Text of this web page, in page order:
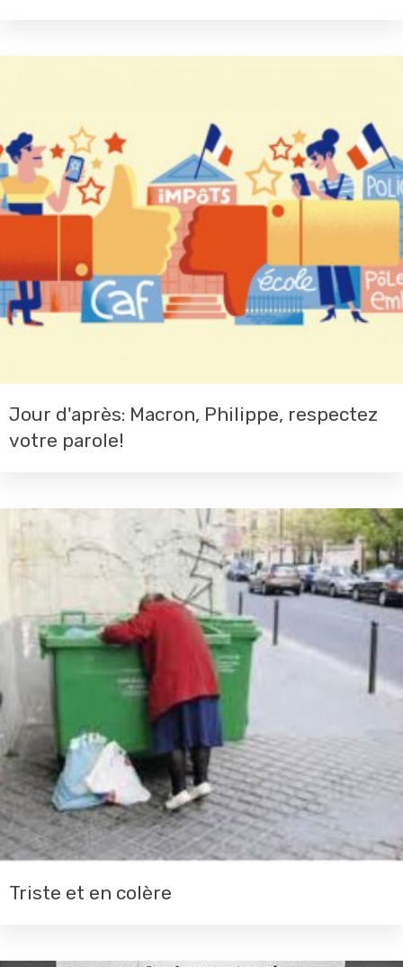
Jour d'après: Macron, Philippe, respectez
votre parole!
Triste et en colère